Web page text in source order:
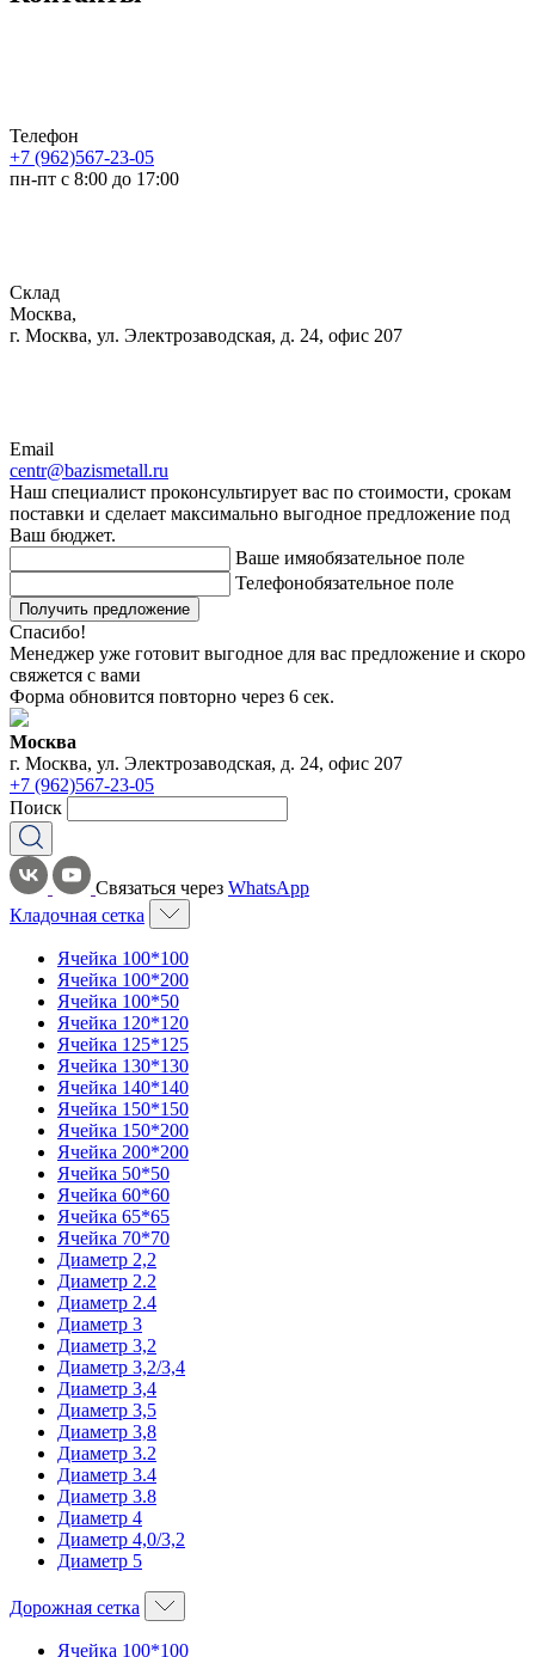
Телефон
+7 (962)567-23-05
пн-пт с 8:00 до 17:00
Склад
Москва,
г. Москва, ул. Электрозаводская, д. 24, офис 207
Email
centr@bazismetall.ru
Наш специалист проконсультирует вас по стоимости, срокам
поставки и сделает максимально выгодное предложение под
Ваш бюджет.
Ваше имяобязательное поле
Телефонобязательное поле
Получить предложение
Спасибо!
Менеджер уже готовит выгодное для вас предложение и скоро
свяжется с вами
Форма обновится повторно через 6 сек.
Москва
г. Москва, ул. Электрозаводская, д. 24, офис 207
+7 (962)567-23-05
Поиск
Связаться через WhatsApp
Кладочная сетка
Ячейка 100*100
Ячейка 100*200
Ячейка 100*50
Ячейка 120*120
Ячейка 125*125
Ячейка 130*130
Ячейка 140*140
Ячейка 150*150
Ячейка 150*200
Ячейка 200*200
Ячейка 50*50
Ячейка 60*60
Ячейка 65*65
Ячейка 70*70
Диаметр 2,2
Диаметр 2.2
Диаметр 2.4
Диаметр 3
Диаметр 3,2
Диаметр 3,2/3,4
Диаметр 3,4
Диаметр 3,5
Диаметр 3,8
Диаметр 3.2
Диаметр 3.4
Диаметр 3.8
Диаметр 4
Диаметр 4,0/3,2
Диаметр 5
Дорожная сетка
Ячейка 100*100